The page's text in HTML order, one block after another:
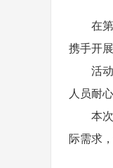
在
携手开
活
人员耐
本
际需求